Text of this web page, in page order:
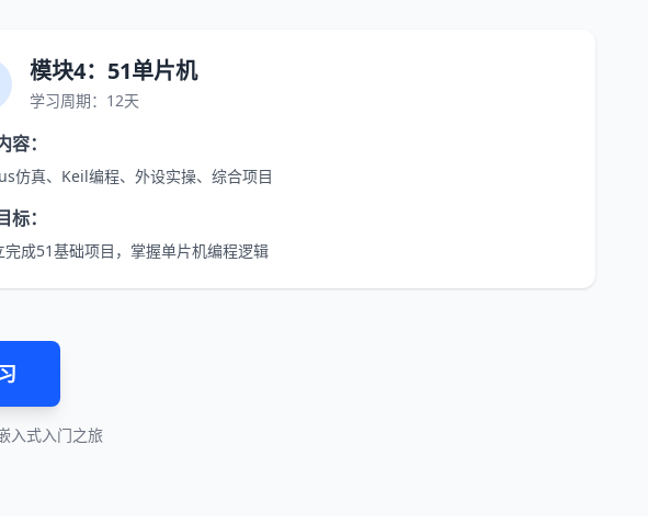
模块4：51单片机
学习周期：12天
容：
仿真、Keil编程、外设实操、综合项目
标：
完成51基础项目，掌握单片机编程逻辑
入式入门之旅